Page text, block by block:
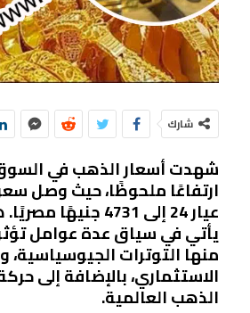
شارك
شهدت أسعار الذهب في
ارتفاعًا ملحوظًا، حيث وصل
عيار 24 إلى 4731
يأتي في سياق عدة عوامل
منها التوترات الجيوسياسية،
الاستثماري، بالإضافة إلى
الذهب العالمية.